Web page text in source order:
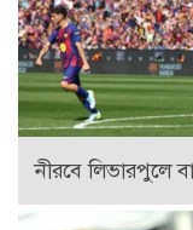
নীরবে লিভারপুলে